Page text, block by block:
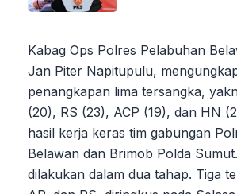
Kabag Ops Polres Pelabuhan
Jan Piter Napitupulu,
penangkapan lima tersangka,
(20), RS (23), ACP (19), dan HN
hasil kerja keras tim gabungan
Belawan dan Brimob Polda
dilakukan dalam dua tahap. Tiga